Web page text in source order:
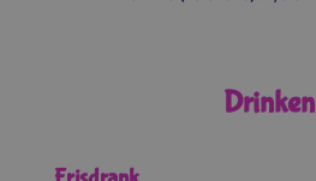
Drinken